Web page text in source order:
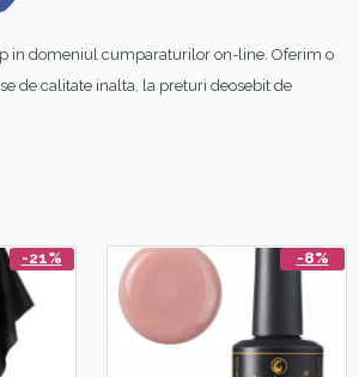
in domeniul cumparaturilor on-line. Oferim o
de calitate inalta, la preturi deosebit de